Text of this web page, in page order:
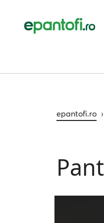
epantofi.ro ›